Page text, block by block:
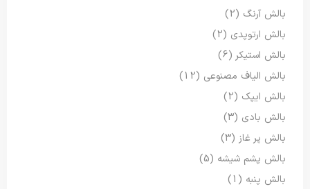
بالش آرنگ (2)
بالش ارتوپدی (2)
بالش استیکر (6)
بالش الیاف مصنوعی (12)
بالش ایپک (2)
بالش بادی (3)
بالش پر غاز (3)
بالش پشم شیشه (5)
بالش پنبه (1)